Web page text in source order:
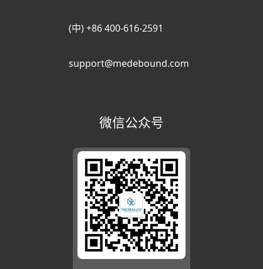
(中) +86 400-616-2591
support@medebound.com
微信公众号